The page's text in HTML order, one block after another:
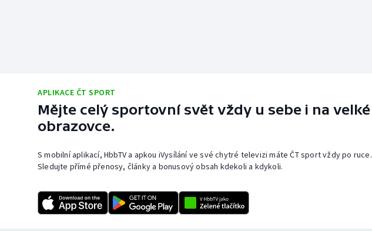
APLIKACE ČT SPORT
Mějte celý sportovní svět vždy u sebe i na velké
obrazovce.
S mobilní aplikací, HbbTV a apkou iVysílání ve své chytré televizi máte ČT sport vždy po ruce.
Sledujte přímé přenosy, články a bonusový obsah kdekoli a kdykoli.